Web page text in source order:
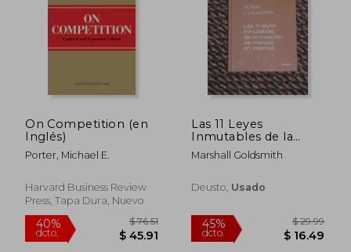
45% 45%
On Competition (en
Inglés)
Porter, Michael E.
Harvard Business Review
Press, Tapa Dura, Nuevo
Las 11 Leyes
Inmutables de la
Creación de Marcas
en Internet
Marshall Goldsmith
Deusto, Usado